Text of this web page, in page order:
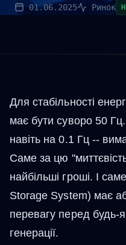
01.06.2025 Ринок
Для стабільності
має бути суворо 50
навіть на 0.1 Гц --
Саме за цю
найбільші гроші. І
Storage System) має
перевагу перед будь-
генерації.